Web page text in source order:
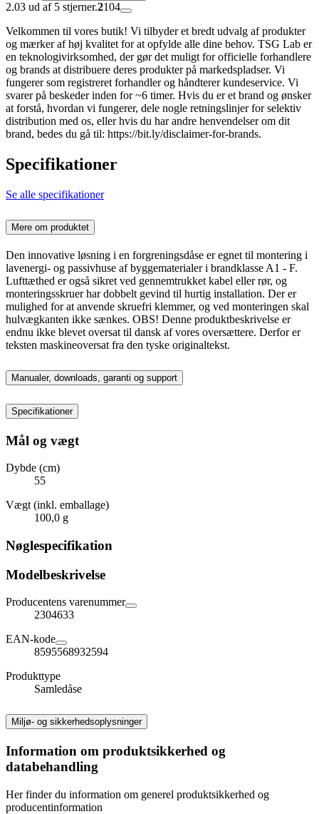
2.03 ud af 5 stjerner.2104
Velkommen til vores butik! Vi tilbyder et bredt udvalg af produkter
og mærker af høj kvalitet for at opfylde alle dine behov. TSG Lab er
en teknologivirksomhed, der gør det muligt for officielle forhandlere
og brands at distribuere deres produkter på markedspladser. Vi
fungerer som registreret forhandler og håndterer kundeservice. Vi
svarer på beskeder inden for ~6 timer. Hvis du er et brand og ønsker
at forstå, hvordan vi fungerer, dele nogle retningslinjer for selektiv
distribution med os, eller hvis du har andre henvendelser om dit
brand, bedes du gå til: https://bit.ly/disclaimer-for-brands.
Specifikationer
Se alle specifikationer
Mere om produktet
Den innovative løsning i en forgreningsdåse er egnet til montering i
lavenergi- og passivhuse af byggematerialer i brandklasse A1 - F.
Lufttæthed er også sikret ved gennemtrukket kabel eller rør, og
monteringsskruer har dobbelt gevind til hurtig installation. Der er
mulighed for at anvende skruefri klemmer, og ved monteringen skal
hulvægkanten ikke sænkes. OBS! Denne produktbeskrivelse er
endnu ikke blevet oversat til dansk af vores oversættere. Derfor er
teksten maskineoversat fra den tyske originaltekst.
Manualer, downloads, garanti og support
Specifikationer
Mål og vægt
Dybde (cm)
55
Vægt (inkl. emballage)
100,0 g
Nøglespecifikation
Modelbeskrivelse
Producentens varenummer
2304633
EAN-kode
8595568932594
Produkttype
Samledåse
Miljø- og sikkerhedsoplysninger
Information om produktsikkerhed og
databehandling
Her finder du information om generel produktsikkerhed og
producentinformation